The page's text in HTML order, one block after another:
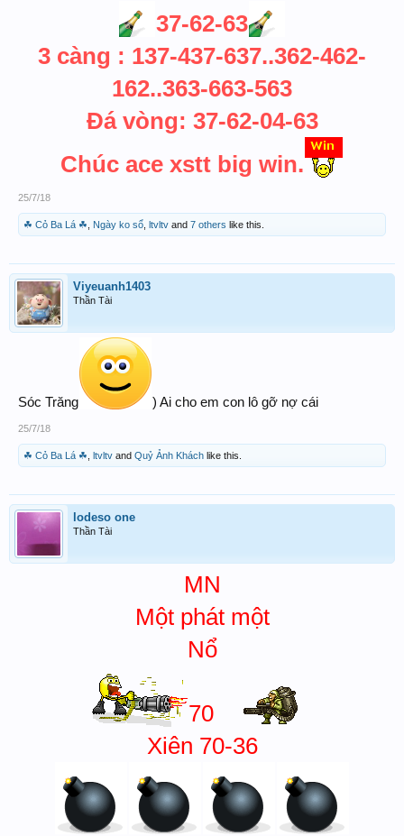
37-62-63
3 càng : 137-437-637..362-462-
162..363-663-563
Đá vòng: 37-62-04-63
Chúc ace xstt big win.
25/7/18
☘ Cỏ Ba Lá ☘ Ngày ko sổ ltvltv and 7 others like this.
Viyeuanh1403
Thần Tài
Sóc Trăng ) Ai cho em con lô gỡ nợ cái
25/7/18
☘ Cỏ Ba Lá ☘ ltvltv and Quỷ Ảnh Khách like this.
lodeso one
Thần Tài
MN
Một phát một
Nổ
70
Xiên 70-36